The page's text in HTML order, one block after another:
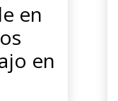
en
en